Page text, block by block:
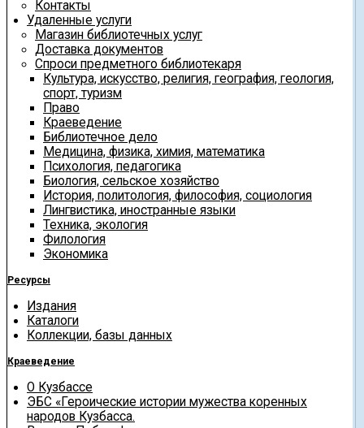
Контакты
Удаленные услуги
Магазин библиотечных услуг
Доставка документов
Спроси предметного библиотекаря
Культура, искусство, религия, география, геология,
спорт, туризм
Право
Краеведение
Библиотечное дело
Медицина, физика, химия, математика
Психология, педагогика
Биология, сельское хозяйство
История, политология, философия, социология
Лингвистика, иностранные языки
Техника, экология
Филология
Экономика
Ресурсы
Издания
Каталоги
Коллекции, базы данных
Краеведение
О Кузбассе
ЭБС «Героические истории мужества коренных
народов Кузбасса.